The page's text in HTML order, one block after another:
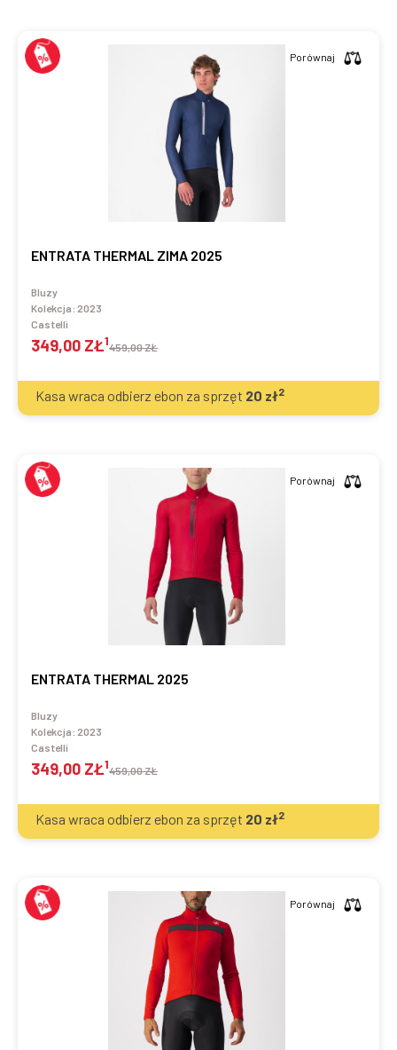
ENTRATA THERMAL ZIMA 2025
Bluzy
Kolekcja: 2023
Castelli
349,00 ZŁ1459,00 ZŁ
Porównaj
Kasa wraca odbierz ebon za sprzęt 20 zł2
ENTRATA THERMAL 2025
Bluzy
Kolekcja: 2023
Castelli
349,00 ZŁ1459,00 ZŁ
Porównaj
Kasa wraca odbierz ebon za sprzęt 20 zł2
Porównaj